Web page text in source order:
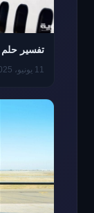
تفسير حلم
11 يونيو، 2025